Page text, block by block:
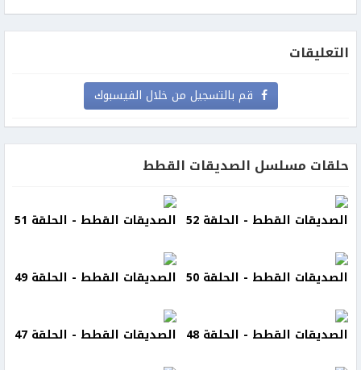
التعليقات
قم بالتسجيل من خلال الفيسبوك
حلقات مسلسل الصديقات القطط
الصديقات القطط - الحلقة 52 الصديقات القطط - الحلقة 51
الصديقات القطط - الحلقة 50 الصديقات القطط - الحلقة 49
الصديقات القطط - الحلقة 48 الصديقات القطط - الحلقة 47